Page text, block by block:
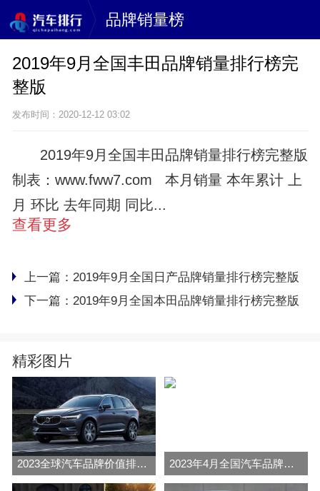
品牌销量榜
2019年9月全国丰田品牌销量排行榜完
整版
发布时间：2020-12-12 03:02
2019年9月全国丰田品牌销量排行榜完整版
制表：www.fww7.com 本月销量 本年累计 上
月 环比 去年同期 同比...
查看更多
上一篇： 2019年9月全国日产品牌销量排行榜完整版
下一篇： 2019年9月全国本田品牌销量排行榜完整版
精彩图片
2023全球汽车品牌价值排行榜（Brand Finance 2023年4月全国汽车品牌销量排行榜完整版